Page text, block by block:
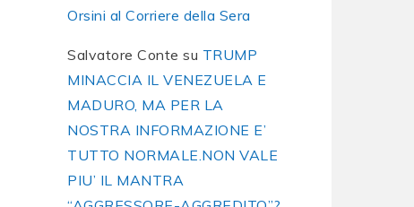
Orsini al Corriere della Sera
Salvatore Conte su TRUMP
MINACCIA IL VENEZUELA E
MADURO, MA PER LA
NOSTRA INFORMAZIONE E’
TUTTO NORMALE.NON VALE
PIU’ IL MANTRA